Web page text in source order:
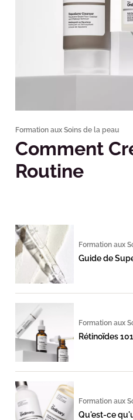
Formation aux Soins de la peau
Comment
Routine
Formation aux
Guide de
Formation aux
Rétinoïdes 101
Formation aux
Qu'est-ce